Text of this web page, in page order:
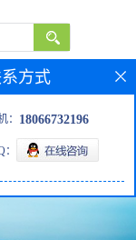
方式
： 18066732196